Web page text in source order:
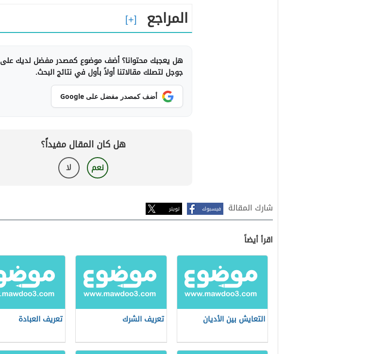
المراجع
هل يعجبك محتوانا؟ أضف موضوع كمصدر مفضل لديك على
جوجل لتصلك مقالاتنا أولاً بأول في نتائج البحث.
أضف كمصدر مفضل على Google
هل كان المقال مفيداً؟
نعم لا
شارك المقالة فيسبوك تويتر
اقرأ أيضاً
التعايش بين الأديان تعريف الشرك تعريف العبادة